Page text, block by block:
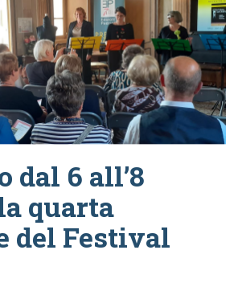
dal 6 all’8
quarta
del Festival